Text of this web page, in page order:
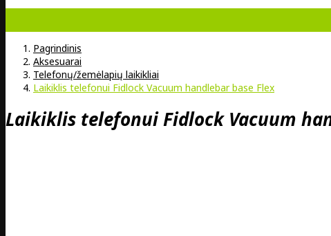
Pagrindinis
Aksesuarai
Telefonų/žemėlapių laikikliai
Laikiklis telefonui Fidlock Vacuum handlebar base Flex
Laikiklis telefonui Fidlock Vacuum